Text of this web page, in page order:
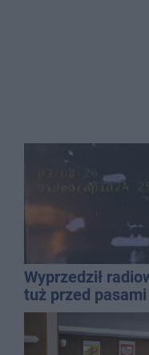
Wyprzedził
tuż przed pasami